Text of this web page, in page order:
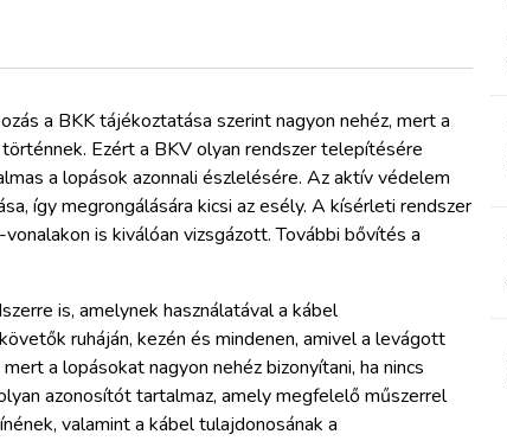
a BKK tájékoztatása szerint nagyon nehéz, mert a
Ezért a BKV olyan rendszer telepítésére
a lopások azonnali észlelésére. Az aktív védelem
így megrongálására kicsi az esély. A kísérleti rendszer
is kiválóan vizsgázott. További bővítés a
is, amelynek használatával a kábel
ruháján, kezén és mindenen, amivel a levágott
a lopásokat nagyon nehéz bizonyítani, ha nincs
azonosítót tartalmaz, amely megfelelő műszerrel
valamint a kábel tulajdonosának a